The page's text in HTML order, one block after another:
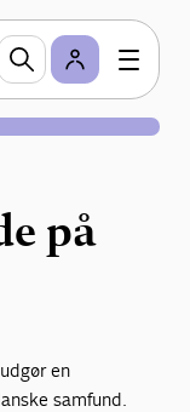
på
en
samfund.